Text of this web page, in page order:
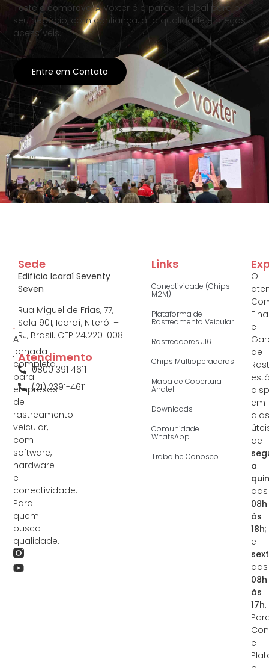
Teste e comprove.A Voxter é a parceira ideal para o
seu negócio, com confiança, alta qualidade e preços
acessíveis.
Entre em Contato
A
jornada
completa
para
empresas
de
rastreamento
veicular,
com
software,
hardware
e
conectividade.
Para
quem
busca
qualidade.
Links
Conectividade (Chips
M2M)
Plataforma de
Rastreamento Veicular
Rastreadores J16
Chips Multioperadoras
Mapa de Cobertura
Anatel
Downloads
Comunidade
WhatsApp
Trabalhe Conosco
Sede
Edifício Icaraí Seventy
Seven
Rua Miguel de Frias, 77,
Sala 901, Icaraí, Niterói –
RJ, Brasil. CEP 24.220-008.
Atendimento
0800 391 4611
(21) 2391-4611
O
e
de
em
dias
de
a
das
08h
às
18h;
e
das
08h
às
17h.
e